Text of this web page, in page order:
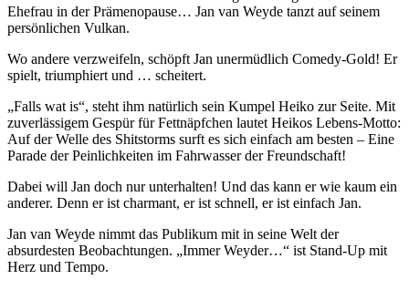
Ehefrau in der Prämenopause… Jan van Weyde tanzt auf seinem
persönlichen Vulkan.
Wo andere verzweifeln, schöpft Jan unermüdlich Comedy-Gold! Er
spielt, triumphiert und … scheitert.
„Falls wat is“, steht ihm natürlich sein Kumpel Heiko zur Seite. Mit
zuverlässigem Gespür für Fettnäpfchen lautet Heikos Lebens-Motto:
Auf der Welle des Shitstorms surft es sich einfach am besten – Eine
Parade der Peinlichkeiten im Fahrwasser der Freundschaft!
Dabei will Jan doch nur unterhalten! Und das kann er wie kaum ein
anderer. Denn er ist charmant, er ist schnell, er ist einfach Jan.
Jan van Weyde nimmt das Publikum mit in seine Welt der
absurdesten Beobachtungen. „Immer Weyder…“ ist Stand-Up mit
Herz und Tempo.